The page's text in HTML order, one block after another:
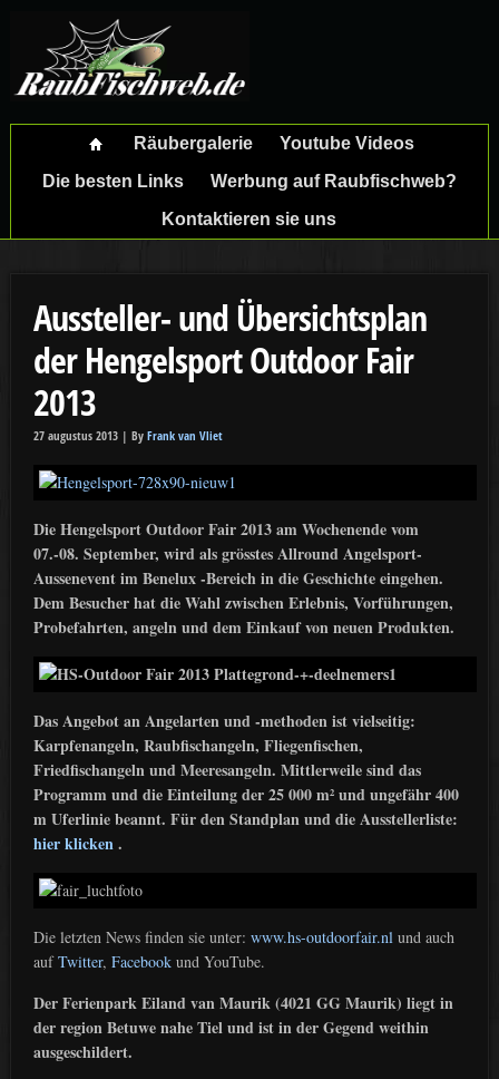
Räubergalerie
Youtube Videos
Die besten Links
Werbung auf Raubfischweb?
Kontaktieren sie uns
Aussteller- und Übersichtsplan
der Hengelsport Outdoor Fair
2013
27 augustus 2013 | By Frank van Vliet
Die Hengelsport Outdoor Fair 2013 am Wochenende vom
07.-08. September, wird als grösstes Allround Angelsport-
Aussenevent im Benelux -Bereich in die Geschichte eingehen.
Dem Besucher hat die Wahl zwischen Erlebnis, Vorführungen,
Probefahrten, angeln und dem Einkauf von neuen Produkten.
Das Angebot an Angelarten und -methoden ist vielseitig:
Karpfenangeln, Raubfischangeln, Fliegenfischen,
Friedfischangeln und Meeresangeln. Mittlerweile sind das
Programm und die Einteilung der 25 000 m² und ungefähr 400
m Uferlinie beannt. Für den Standplan und die Ausstellerliste:
hier klicken.
Die letzten News finden sie unter: www.hs-outdoorfair.nl und auch
aufTwitter, Facebookund YouTube.
Der Ferienpark Eiland van Maurik (4021 GG Maurik) liegt in
der region Betuwe nahe Tiel und ist in der Gegend weithin
ausgeschildert.